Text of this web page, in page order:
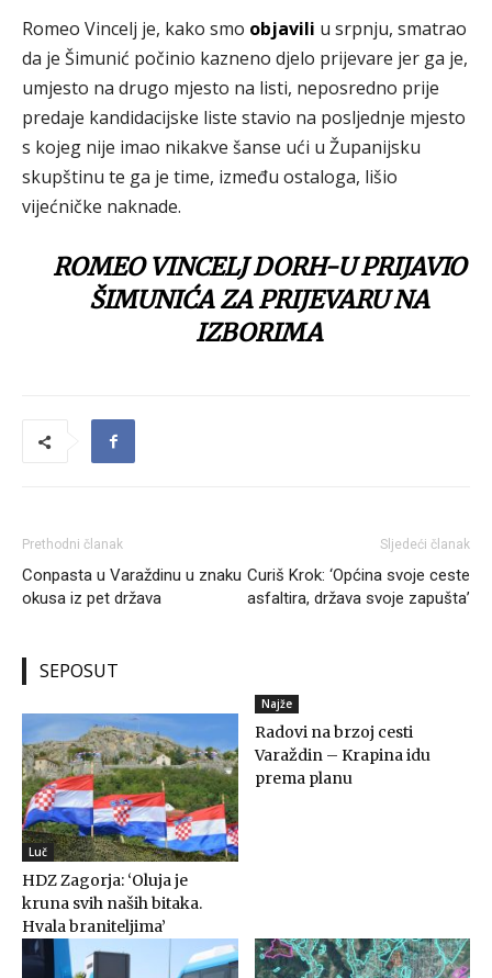
Romeo Vincelj je, kako smo objavili u srpnju, smatrao
da je Šimunić počinio kazneno djelo prijevare jer ga je,
umjesto na drugo mjesto na listi, neposredno prije
predaje kandidacijske liste stavio na posljednje mjesto
s kojeg nije imao nikakve šanse ući u Županijsku
skupštinu te ga je time, između ostaloga, lišio
vijećničke naknade.
ROMEO VINCELJ DORH-U PRIJAVIO
ŠIMUNIĆA ZA PRIJEVARU NA
IZBORIMA
Prethodni članak
Conpasta u Varaždinu u znaku
okusa iz pet država
Sljedeći članak
Curiš Krok: ‘Općina svoje ceste
asfaltira, država svoje zapušta’
SEPOSUT
Luč
HDZ Zagorja: ‘Oluja je
kruna svih naših bitaka.
Hvala braniteljima’
Najže
Radovi na brzoj cesti
Varaždin – Krapina idu
prema planu